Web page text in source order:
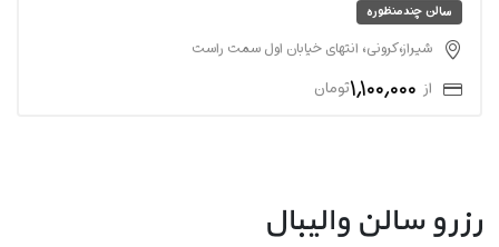
سالن چندمنظوره
شیراز،کرونی، انتهای خیابان اول سمت راست
از 1,100,000تومان
رزرو سالن والیبال